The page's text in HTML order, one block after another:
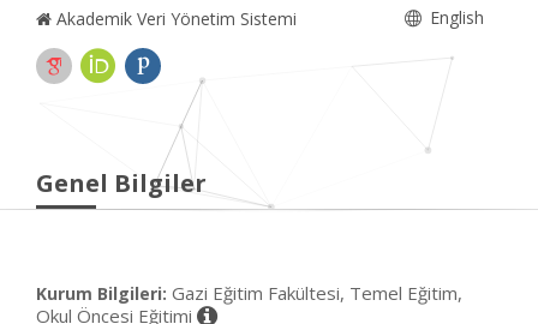
Akademik Veri Yönetim Sistemi English
Genel Bilgiler
Kurum Bilgileri: Gazi Eğitim Fakültesi, Temel Eğitim,
Okul Öncesi Eğitimi